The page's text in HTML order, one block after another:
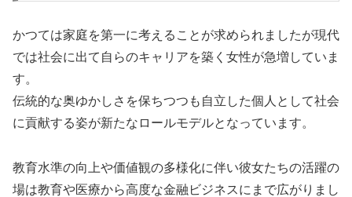
かつては家庭を第一に考えることが求められましたが現代
では社会に出て自らのキャリアを築く女性が急増していま
す。
伝統的な奥ゆかしさを保ちつつも自立した個人として社会
に貢献する姿が新たなロールモデルとなっています。
教育水準の向上や価値観の多様化に伴い彼女たちの活躍の
場は教育や医療から高度な金融ビジネスにまで広がりまし